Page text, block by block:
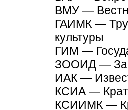
ВМУ —
ГАИМК —
культуры
ГИМ —
ЗООИД —
ИАК —
КСИА —
КСИИМК —